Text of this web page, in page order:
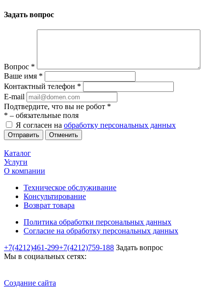
Задать вопрос
Вопрос *
Ваше имя *
Контактный телефон *
E-mail
Подтвердите, что вы не робот *
* – обязательные поля
Я согласен на обработку персональных данных
Отменить
Каталог
Услуги
О компании
Техническое обслуживание
Консультирование
Возврат товара
Политика обработки персональных данных
Согласие на обработку персональных данных
+7(4212)461-299+7(4212)759-188 Задать вопрос
Мы в социальных сетях:
Создание сайта